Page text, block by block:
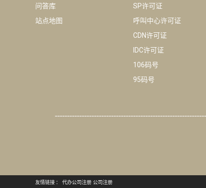
问答库
站点地图
SP许可证
呼叫中心许可证
CDN许可证
IDC许可证
106码号
95码号
友情链接 ： 代办公司注册 公司注册